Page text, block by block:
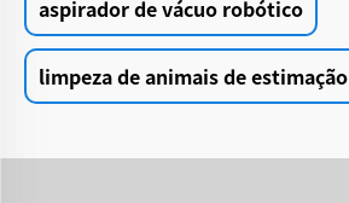
aspirador de vácuo robótico
limpeza de animais de estimação